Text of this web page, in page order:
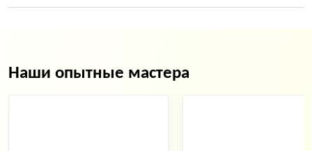
Наши опытные мастера